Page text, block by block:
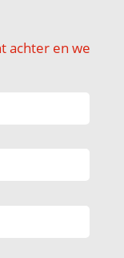
achter en we